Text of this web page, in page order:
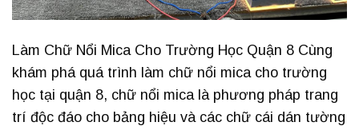
Làm Chữ Nổi Mica Cho Trường Học Quận 8 Cùng
khám phá quá trình làm chữ nổi mica cho trường
học tại quận 8, chữ nổi mica là phương pháp trang
trí độc đáo cho bảng hiệu và các chữ cái dán tường